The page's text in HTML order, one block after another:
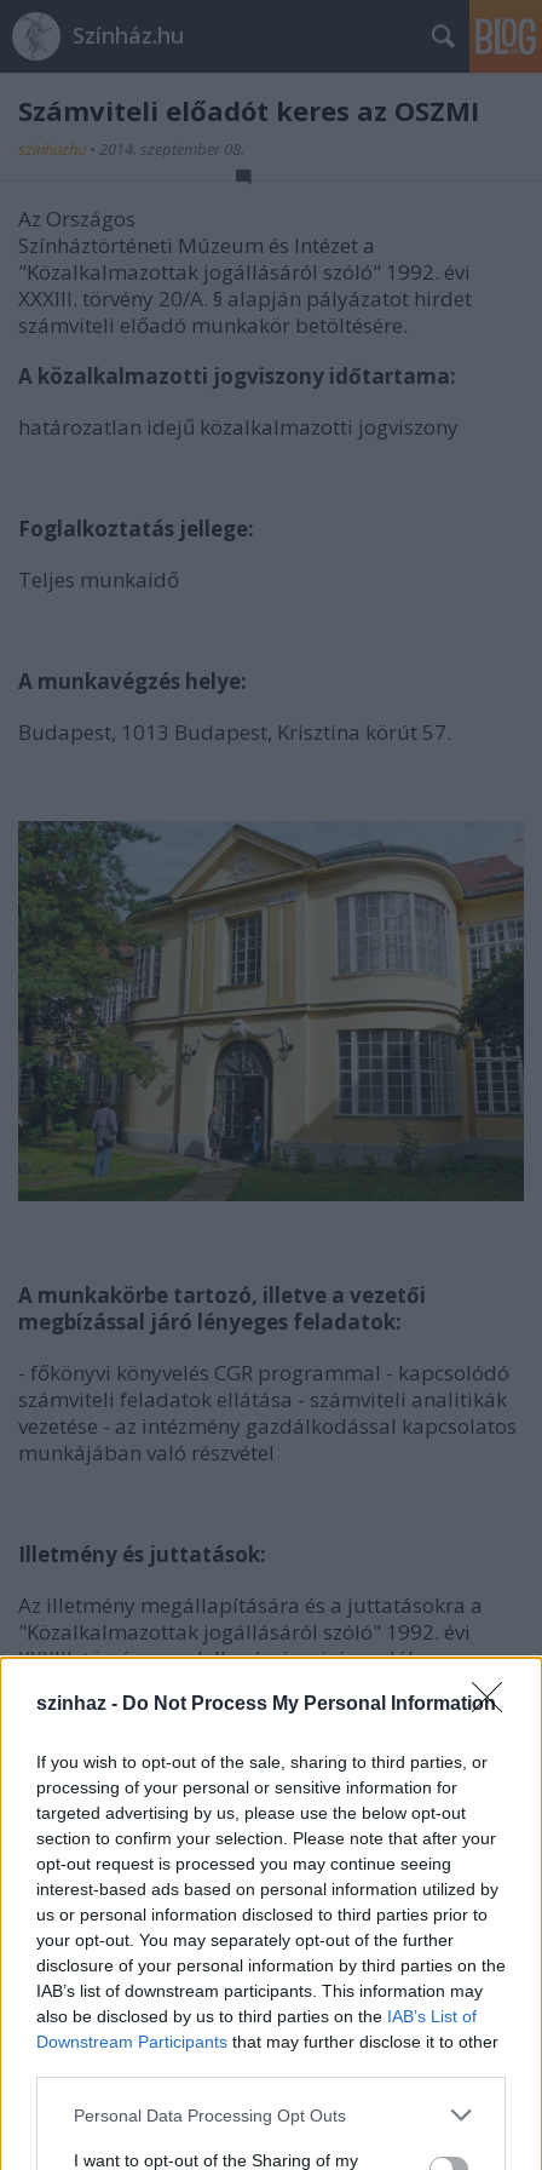
szinhaz - Do Not Process My Personal Information
If you wish to opt-out of the sale, sharing to third parties, or
processing of your personal or sensitive information for
targeted advertising by us, please use the below opt-out
section to confirm your selection. Please note that after your
opt-out request is processed you may continue seeing
interest-based ads based on personal information utilized by
us or personal information disclosed to third parties prior to
your opt-out. You may separately opt-out of the further
disclosure of your personal information by third parties on the
IAB’s list of downstream participants. This information may
also be disclosed by us to third parties on the IAB’s List of
Downstream Participants that may further disclose it to other
Please note that this website/app uses one or more Google
not limited to your visit or usage behaviour. You may click to
Personal Data Processing Opt Outs
I want to opt-out of the Sharing of my
Színház.hu
Számviteli előadót keres az OSZMI
szinhazhu • 2014. szeptember 08.
Az Országos
Színháztörténeti Múzeum és Intézet a
"Közalkalmazottak jogállásáról szóló" 1992. évi
XXXIII. törvény 20/A. § alapján pályázatot hirdet
számviteli előadó munkakör betöltésére.
A közalkalmazotti jogviszony időtartama:
határozatlan idejű közalkalmazotti jogviszony
Foglalkoztatás jellege:
Teljes munkaidő
A munkavégzés helye:
Budapest, 1013 Budapest, Krisztina körút 57.
A munkakörbe tartozó, illetve a vezetői
megbízással járó lényeges feladatok:
- főkönyvi könyvelés CGR programmal - kapcsolódó
számviteli feladatok ellátása - számviteli analitikák
vezetése - az intézmény gazdálkodással kapcsolatos
munkájában való részvétel
Illetmény és juttatások:
Az illetmény megállapítására és a juttatásokra a
"Közalkalmazottak jogállásáról szóló" 1992. évi
XXXIII. törvény rendelkezései az irányadók.
Pályázati feltételek:
§ Emelt szintű szakképesítés, államháztartási
szakos mérlegképes könyvelő,
§ Gyakorlott szintű Számviteli/pénzügyi
szoftverismeret,
§ magyar állampolgárság
§ büntetlen előélet